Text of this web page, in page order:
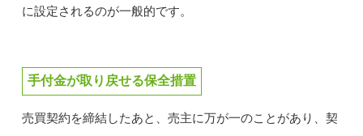
に設定されるのが一般的です。
手付金が取り戻せる保全措置
売買契約を締結したあと、売主に万が一のことがあり、契